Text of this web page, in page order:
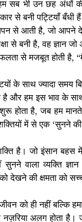
सब भी उन छह अंधों
से बनी पट्टियाँ बँधी
से आती है, जो आपने
से बनी है, वह ज्ञान
से मजबूत होती है,
के साथ ज्यादा
है और हम इस भाव के
शुरू होता है, जब हम
में से एक ‘सुनने
है। जो इंसान बहस में,
वाला व्यक्ति
देखने की क्षमता को
को ही नहीं बल्कि
नज़रिया अलग होता